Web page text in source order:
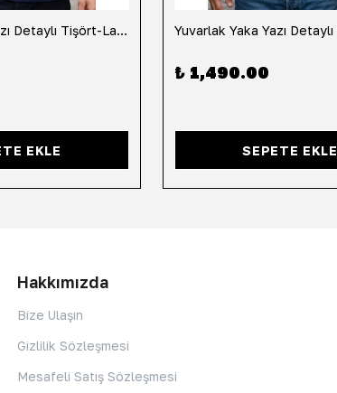
Yuvarlak Yaka Yazı Detaylı Tişört-Lacivert
EKLE
₺ 1,490.00
SEPETE EKLE
Hakkımızda
Bize Ulaşın
Gizlilik Sözleşmesi
Mesafeli Satış Sözleşmesi